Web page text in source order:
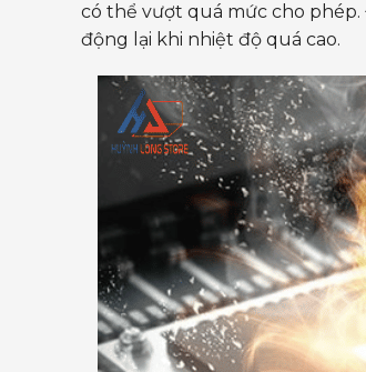
có thể vượt quá mức cho
động lại khi nhiệt độ quá cao.